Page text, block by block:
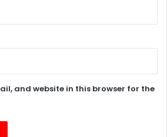
and website in this browser for the